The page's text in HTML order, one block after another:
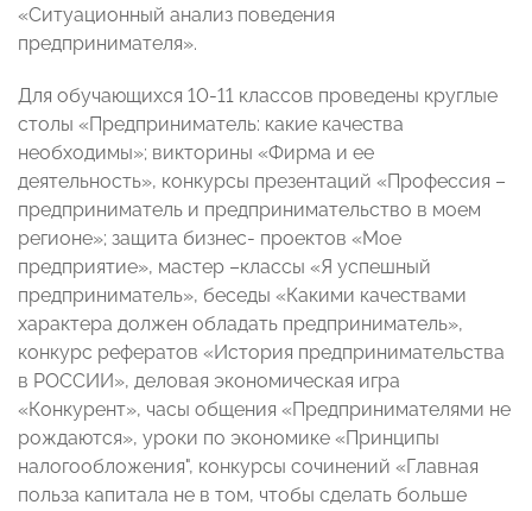
«Ситуационный анализ поведения
предпринимателя».
Для обучающихся 10-11 классов проведены круглые
столы «Предприниматель: какие качества
необходимы»; викторины «Фирма и ее
деятельность», конкурсы презентаций «Профессия –
предприниматель и предпринимательство в моем
регионе»; защита бизнес- проектов «Мое
предприятие», мастер –классы «Я успешный
предприниматель», беседы «Какими качествами
характера должен обладать предприниматель»,
конкурс рефератов «История предпринимательства
в РОССИИ», деловая экономическая игра
«Конкурент», часы общения «Предпринимателями не
рождаются», уроки по экономике «Принципы
налогообложения", конкурсы сочинений «Главная
польза капитала не в том, чтобы сделать больше